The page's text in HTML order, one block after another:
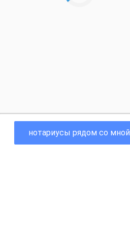
нотариусы рядом со мной